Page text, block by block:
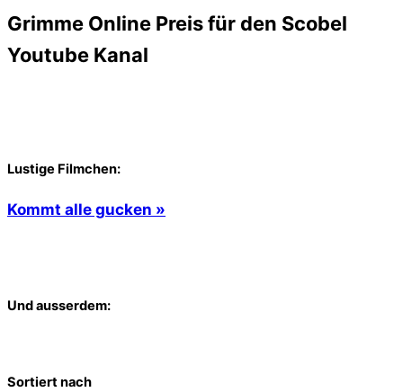
Grimme Online Preis für den Scobel
Youtube Kanal
Lustige Filmchen:
Kommt alle gucken »
Und ausserdem:
Sortiert nach